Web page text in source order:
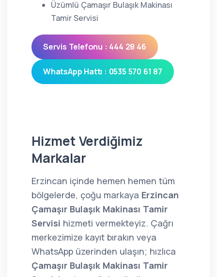
Üzümlü Çamaşır Bulaşık Makinası
Tamir Servisi
Servis Telefonu : 444 28 46
WhatsApp Hattı : 0535 570 61 87
Hizmet Verdiğimiz
Markalar
Erzincan içinde hemen hemen tüm
bölgelerde, çoğu markaya Erzincan
Çamaşır Bulaşık Makinası Tamir
Servisi hizmeti vermekteyiz. Çağrı
merkezimize kayıt bırakın veya
WhatsApp üzerinden ulaşın; hızlıca
Çamaşır Bulaşık Makinası Tamir